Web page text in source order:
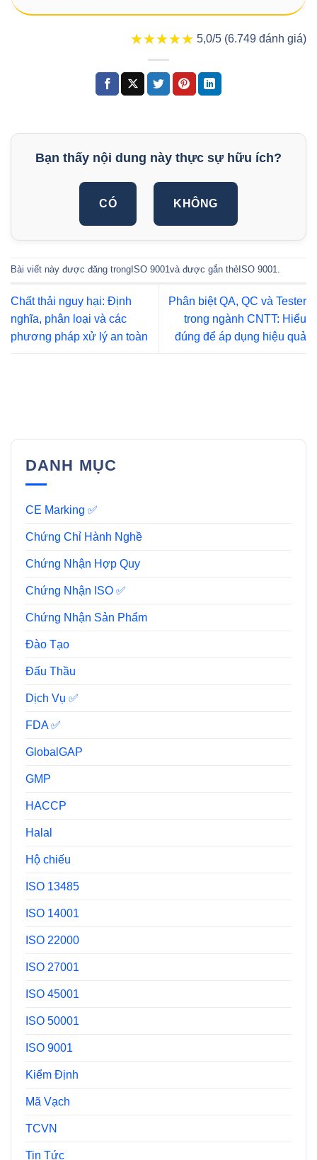
★★★★★
★★★★★ 5,0/5 (6.749 đánh giá)
Bạn thấy nội dung này thực sự hữu ích?
CÓ KHÔNG
Bài viết này được đăng trong ISO 9001và được gắn thẻ ISO 9001.
Chất thải nguy hại: Định
nghĩa, phân loại và các
phương pháp xử lý an toàn
Phân biệt QA, QC và Tester
trong ngành CNTT: Hiểu
đúng để áp dụng hiệu quả
DANH MỤC
CE Marking ✅
Chứng Chỉ Hành Nghề
Chứng Nhận Hợp Quy
Chứng Nhận ISO ✅
Chứng Nhận Sản Phẩm
Đào Tạo
Đấu Thầu
Dịch Vụ ✅
FDA ✅
GlobalGAP
GMP
HACCP
Halal
Hộ chiếu
ISO 13485
ISO 14001
ISO 22000
ISO 27001
ISO 45001
ISO 50001
ISO 9001
Kiểm Định
Mã Vạch
TCVN
Tin Tức